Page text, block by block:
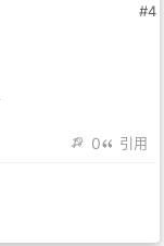
#4
0 引用